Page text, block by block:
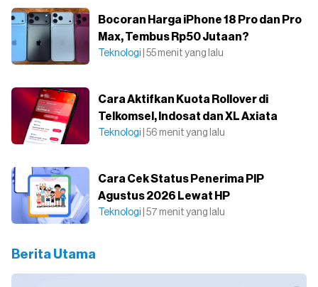
Bocoran Harga iPhone 18 Pro dan Pro
Max, Tembus Rp50 Jutaan?
Teknologi | 55 menit yang lalu
Cara Aktifkan Kuota Rollover di
Telkomsel, Indosat dan XL Axiata
Teknologi | 56 menit yang lalu
Cara Cek Status Penerima PIP
Agustus 2026 Lewat HP
Teknologi | 57 menit yang lalu
Berita Utama